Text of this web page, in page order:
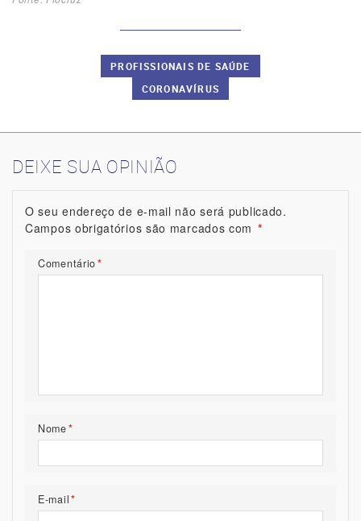
PROFISSIONAIS DE SAÚDE
CORONAVÍRUS
DEIXE SUA OPINIÃO
O seu endereço de e-mail não será publicado.
Campos obrigatórios são marcados com *
Comentário*
Nome*
E-mail*